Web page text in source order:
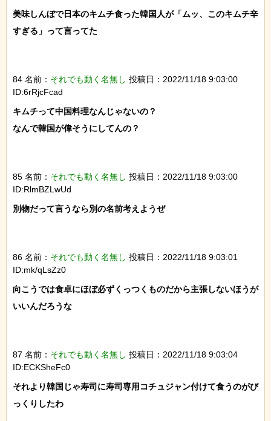
美味しんぼで日本のキムチ食った韓国人が「ムッ、このキムチ辛
すぎる」って言ってた
84 名前： それでも動く名無し 投稿日：2022/11/18 9:03:00
ID:6rRjcFcad
キムチって中国料理なんじゃないの？
なんで韓国が偉そうにしてんの？
85 名前： それでも動く名無し 投稿日：2022/11/18 9:03:00
ID:RlmBZLwUd
別物だって言うなら別の名前考えようぜ
86 名前： それでも動く名無し 投稿日：2022/11/18 9:03:01
ID:mk/qLsZz0
向こうでは食卓にほぼ必ずくっつくものだから主張しないほうが
いいんだろうな
87 名前： それでも動く名無し 投稿日：2022/11/18 9:03:04
ID:ECKSheFc0
それより韓国じゃ寿司に寿司専用コチュジャン付けて食うのがび
っくりしたわ